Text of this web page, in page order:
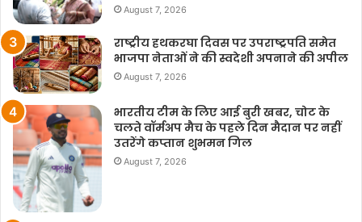
August 7, 2026
राष्ट्रीय हथकरघा दिवस पर उपराष्ट्रपति समेत
भाजपा नेताओं ने की स्वदेशी अपनाने की अपील
August 7, 2026
भारतीय टीम के लिए आई बुरी खबर, चोट के
चलते वॉर्मअप मैच के पहले दिन मैदान पर नहीं
उतरेंगे कप्तान शुभमन गिल
August 7, 2026